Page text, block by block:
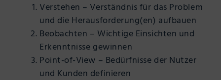
Verstehen – Verständnis für das Problem
und die Herausforderung(en) aufbauen
Beobachten – Wichtige Einsichten und
Erkenntnisse gewinnen
Point-of-View – Bedürfnisse der Nutzer
und Kunden definieren